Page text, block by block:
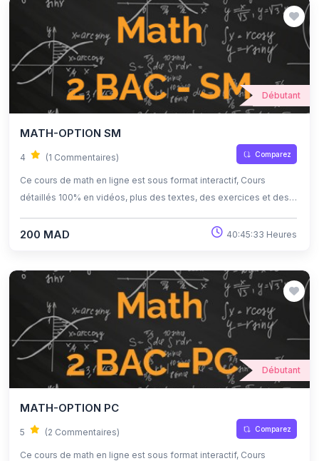
Débutant
MATH-OPTION SM
4 (1 Commentaires) Comparez
Ce cours de math en ligne est sous format interactif, Cours
détaillés 100% en vidéos, plus des textes, des exercices et des
d'apprendre à son propre rythme grâce à l'auto-apprentissage et
200 MAD 40:45:33 Heures
Débutant
MATH-OPTION PC
5 (2 Commentaires) Comparez
Ce cours de math en ligne est sous format interactif, Cours